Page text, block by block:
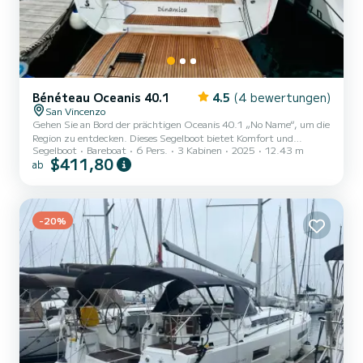
Bénéteau Oceanis 40.1 4.5 (4 bewertungen)
San Vincenzo
Gehen Sie an Bord der prächtigen Oceanis 40.1 „No Name“, um die
Region zu entdecken. Dieses Segelboot bietet Komfort und
Leistung auf See. Auf diesem 0-Meter-Boot werden Sie garantiert
einen außergewöhnlichen Tag oder eine außergewöhnliche Woche
Lautsprecher, Internet und WLAN, Heckdusche, Heckplattform.
Kontaktieren Sie uns für ein Angebot, Sie werden von einem
SamBoat-E...
Segelboot Bareboat 6 Pers. 3 Kabinen 2025 12.43 m
ab $411,80
-20%